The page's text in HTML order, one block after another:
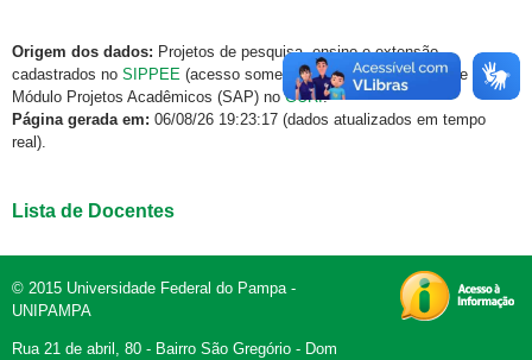
Origem dos dados: Projetos de pesquisa, ensino e extensão
cadastrados no SIPPEE (acesso somente via rede institucional) e
Módulo Projetos Acadêmicos (SAP) noGURI.
Página gerada em: 06/08/26 19:23:17 (dados atualizados em tempo
real).
Lista de Docentes
© 2015 Universidade Federal do Pampa -
UNIPAMPA
Rua 21 de abril, 80 - Bairro São Gregório - Dom